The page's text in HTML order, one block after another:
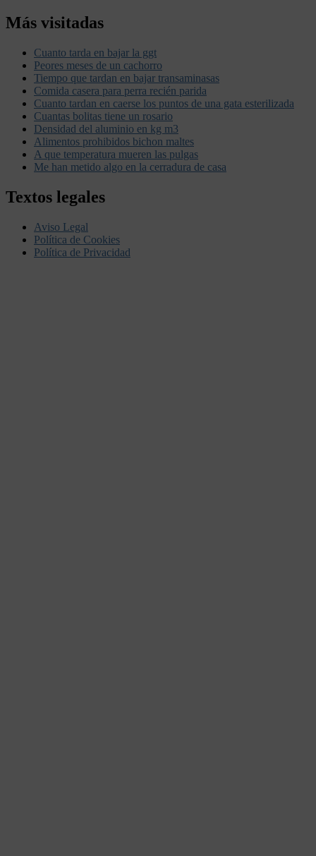
Más visitadas
Cuanto tarda en bajar la ggt
Peores meses de un cachorro
Tiempo que tardan en bajar transaminasas
Comida casera para perra recién parida
Cuanto tardan en caerse los puntos de una gata esterilizada
Cuantas bolitas tiene un rosario
Densidad del aluminio en kg m3
Alimentos prohibidos bichon maltes
A que temperatura mueren las pulgas
Me han metido algo en la cerradura de casa
Textos legales
Aviso Legal
Política de Cookies
Política de Privacidad